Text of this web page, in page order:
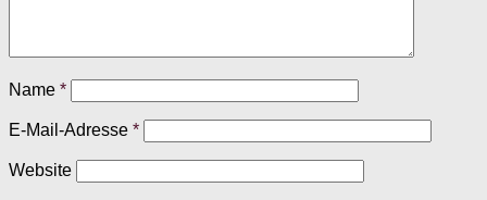
Name *
E-Mail-Adresse *
Website